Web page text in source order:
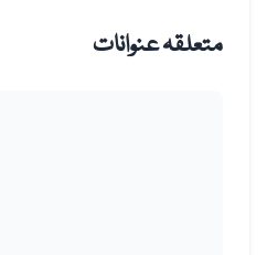
متعلقہ عنوانات